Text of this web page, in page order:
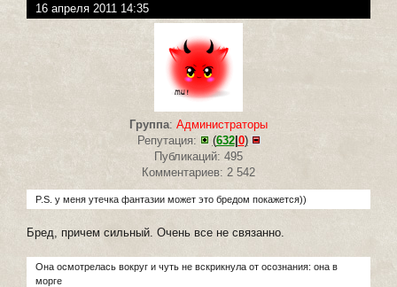
16 апреля 2011 14:35
Группа: Администраторы
Репутация:
(632| 0)
Публикаций: 495
Комментариев: 2 542
P.S. у меня утечка фантазии может это бредом покажется))
Бред, причем сильный. Очень все не связанно.
Она осмотрелась вокруг и чуть не вскрикнула от осознания: она в
морге